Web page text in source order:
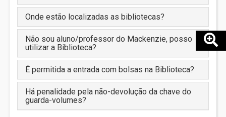
Onde estão localizadas as bibliotecas?
Não sou aluno/professor do Mackenzie, posso
utilizar a Biblioteca?
É permitida a entrada com bolsas na Biblioteca?
Há penalidade pela não-devolução da chave do
guarda-volumes?